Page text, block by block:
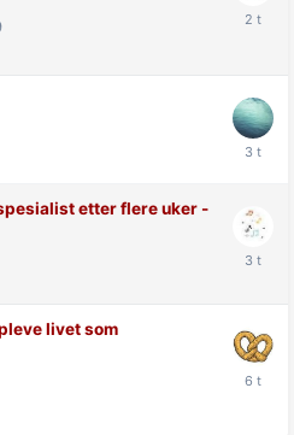
etter flere uker -
livet som